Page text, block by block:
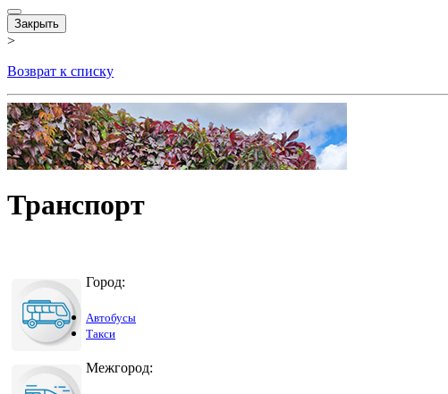
Закрыть
>
Возврат к списку
Транспорт
Город:
Автобусы
Такси
Межгород: